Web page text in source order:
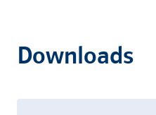
Downloads